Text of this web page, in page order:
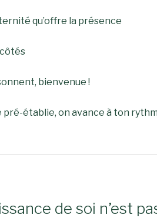
qu’offre la présence
bienvenue !
pré-établie, on avance à ton
de soi n’est